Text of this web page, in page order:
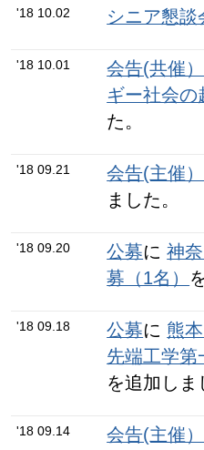
'18 10.02 シニア懇談
'18 10.01
会告(共催）
ギー社会
た。
'18 09.21
会告(主催）
ました。
'18 09.20 公募に神
募（1名）
'18 09.18 公募に 熊
先端工学第
を追加しま
'18 09.14
会告(主催）